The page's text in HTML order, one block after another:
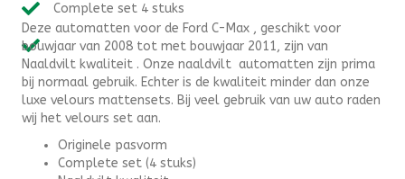
2011)
-
Naaldvilt
aantal
Complete set 4 stuks
Deze automatten voor de Ford C-Max , geschikt voor
bouwjaar van 2008 tot met bouwjaar 2011, zijn van
Naaldvilt kwaliteit . Onze naaldvilt automatten zijn prima
bij normaal gebruik. Echter is de kwaliteit minder dan onze
luxe velours mattensets. Bij veel gebruik van uw auto raden
wij het velours set aan.
Originele pasvorm
Complete set (4 stuks)